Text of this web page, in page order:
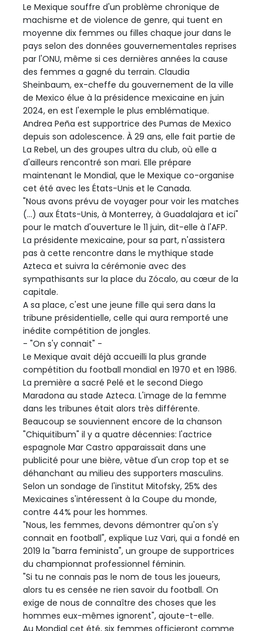
Le Mexique souffre d'un problème chronique de
machisme et de violence de genre, qui tuent en
moyenne dix femmes ou filles chaque jour dans le
pays selon des données gouvernementales reprises
par l'ONU, même si ces dernières années la cause
des femmes a gagné du terrain. Claudia
Sheinbaum, ex-cheffe du gouvernement de la ville
de Mexico élue à la présidence mexicaine en juin
2024, en est l'exemple le plus emblématique.
Andrea Peña est supportrice des Pumas de Mexico
depuis son adolescence. À 29 ans, elle fait partie de
La Rebel, un des groupes ultra du club, où elle a
d'ailleurs rencontré son mari. Elle prépare
maintenant le Mondial, que le Mexique co-organise
cet été avec les États-Unis et le Canada.
"Nous avons prévu de voyager pour voir les matches
(...) aux États-Unis, à Monterrey, à Guadalajara et ici"
pour le match d'ouverture le 11 juin, dit-elle à l'AFP.
La présidente mexicaine, pour sa part, n'assistera
pas à cette rencontre dans le mythique stade
Azteca et suivra la cérémonie avec des
sympathisants sur la place du Zócalo, au cœur de la
capitale.
A sa place, c'est une jeune fille qui sera dans la
tribune présidentielle, celle qui aura remporté une
inédite compétition de jongles.
- "On s'y connait" -
Le Mexique avait déjà accueilli la plus grande
compétition du football mondial en 1970 et en 1986.
La première a sacré Pelé et le second Diego
Maradona au stade Azteca. L'image de la femme
dans les tribunes était alors très différente.
Beaucoup se souviennent encore de la chanson
"Chiquitibum" il y a quatre décennies: l'actrice
espagnole Mar Castro apparaissait dans une
publicité pour une bière, vêtue d'un crop top et se
déhanchant au milieu des supporters masculins.
Selon un sondage de l'institut Mitofsky, 25% des
Mexicaines s'intéressent à la Coupe du monde,
contre 44% pour les hommes.
"Nous, les femmes, devons démontrer qu'on s'y
connait en football", explique Luz Vari, qui a fondé en
2019 la "barra feminista", un groupe de supportrices
du championnat professionnel féminin.
"Si tu ne connais pas le nom de tous les joueurs,
alors tu es censée ne rien savoir du football. On
exige de nous de connaître des choses que les
hommes eux-mêmes ignorent", ajoute-t-elle.
Au Mondial cet été, six femmes officieront comme